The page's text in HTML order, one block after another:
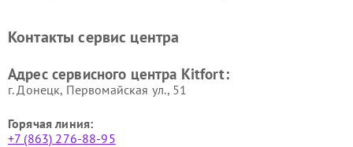
Kitfort
Kitfort
Kitfort
Kitfort
Контакты сервис центра
Адрес сервисного центра Kitfort:
г. Донецк, Первомайская ул., 51
Горячая линия:
+7 (863) 276-88-95